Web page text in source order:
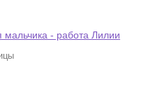
мальчика - работа Лилии